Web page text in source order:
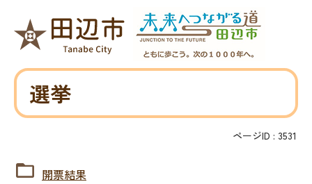
選挙
ページID : 3531
開票結果